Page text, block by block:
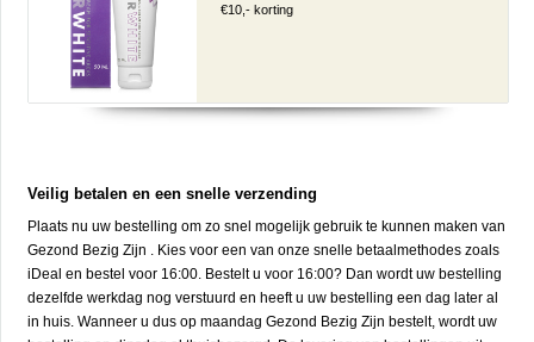
€10,- korting
Veilig betalen en een snelle verzending
Plaats nu uw bestelling om zo snel mogelijk gebruik te kunnen maken van
Gezond Bezig Zijn . Kies voor een van onze snelle betaalmethodes zoals
iDeal en bestel voor 16:00. Bestelt u voor 16:00? Dan wordt uw bestelling
dezelfde werkdag nog verstuurd en heeft u uw bestelling een dag later al
in huis. Wanneer u dus op maandag Gezond Bezig Zijn bestelt, wordt uw